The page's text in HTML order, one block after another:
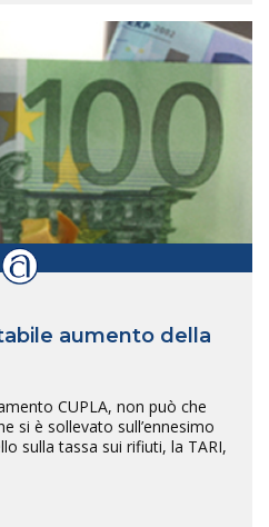
aumento della
CUPLA, non può che
si è sollevato sull’ennesimo
sulla tassa sui rifiuti, la TARI,